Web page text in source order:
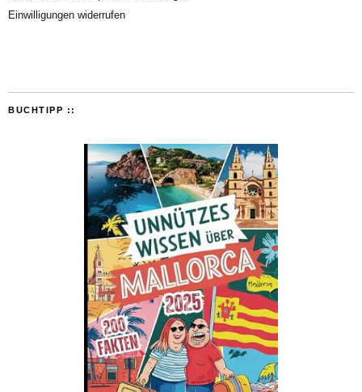
Einwilligungen widerrufen
BUCHTIPP ::